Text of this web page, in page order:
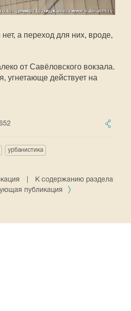
а переход для них, вроде,
от Савёловского вокзала.
угнетающе действует на
урбанистика
К содержанию раздела
публикация